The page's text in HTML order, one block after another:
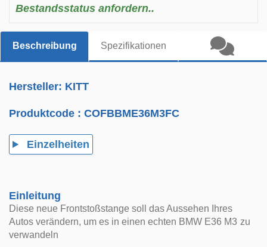
Bestandsstatus anfordern..
Beschreibung Spezifikationen
Hersteller: KITT
Produktcode :COFBBME36M3FC
Einzelheiten
Einleitung
Diese neue Frontstoßstange soll das Aussehen Ihres
Autos verändern, um es in einen echten BMW E36 M3 zu
verwandeln